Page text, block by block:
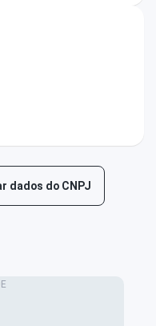
dados do CNPJ